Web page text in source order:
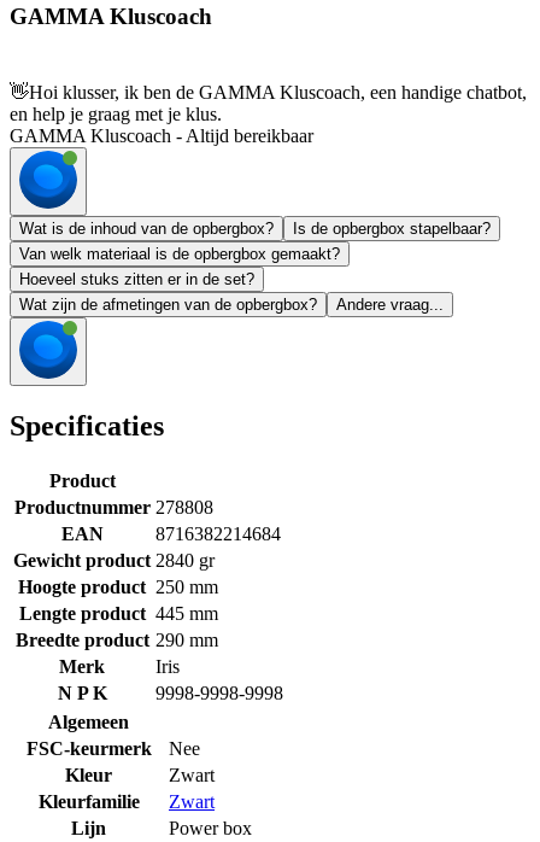
GAMMA Kluscoach
👋Hoi klusser, ik ben de GAMMA Kluscoach, een handige chatbot,
en help je graag met je klus.
GAMMA Kluscoach - Altijd bereikbaar
Wat is de inhoud van de opbergbox?
Is de opbergbox stapelbaar?
Van welk materiaal is de opbergbox gemaakt?
Hoeveel stuks zitten er in de set?
Wat zijn de afmetingen van de opbergbox?
Andere vraag...
Specificaties
Product
Productnummer 278808
EAN
8716382214684
Gewicht product 2840 gr
Hoogte product 250 mm
Lengte product 445 mm
Breedte product 290 mm
Merk
Iris
N P K
9998-9998-9998
Algemeen
FSC-keurmerk
Nee
Kleur
Zwart
Kleurfamilie
Zwart
Lijn
Power box